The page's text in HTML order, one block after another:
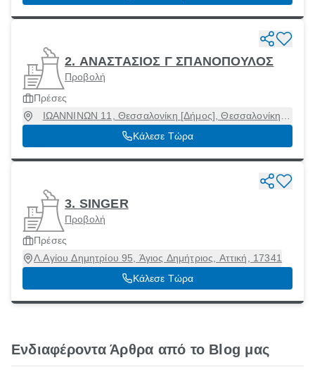
2. ΑΝΑΣΤΑΣΙΟΣ Γ ΣΠΑΝΟΠΟΥΛΟΣ
Προβολή
Πρέσες
ΙΩΑΝΝΙΝΩΝ 11, Θεσσαλονίκη [Δήμος], Θεσσαλονίκη,
54639
Κάλεσε Τώρα
3. SINGER
Προβολή
Πρέσες
Λ.Αγίου Δημητρίου 95, Άγιος Δημήτριος, Αττική, 17341
Κάλεσε Τώρα
Ενδιαφέροντα Άρθρα από το Blog μας